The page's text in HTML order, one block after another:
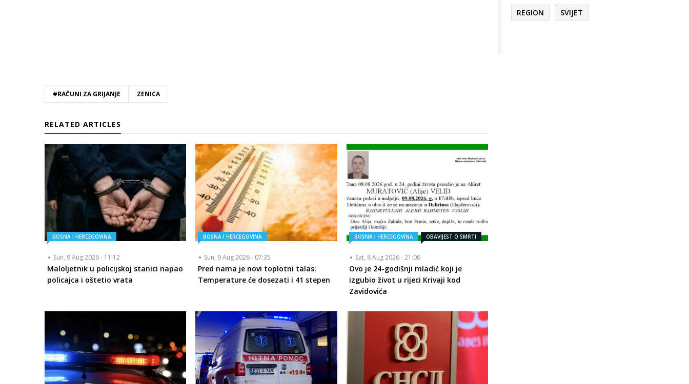
#RAČUNI ZA GRIJANJE ZENICA
RELATED ARTICLES
BOSNA I HERCEGOVINA
Sun, 9 Aug 2026 - 11:12
Maloljetnik u policijskoj stanici napao
policajca i oštetio vrata
BOSNA I HERCEGOVINA
Sun, 9 Aug 2026 - 07:35
Pred nama je novi toplotni talas:
Temperature će dosezati i 41 stepen
BOSNA I HERCEGOVINA OBAVIJEST O SMRTI
Sat, 8 Aug 2026 - 21:06
Ovo je 24-godišnji mladić koji je
izgubio život u rijeci Krivaji kod
Zavidovića
REGION SVIJET